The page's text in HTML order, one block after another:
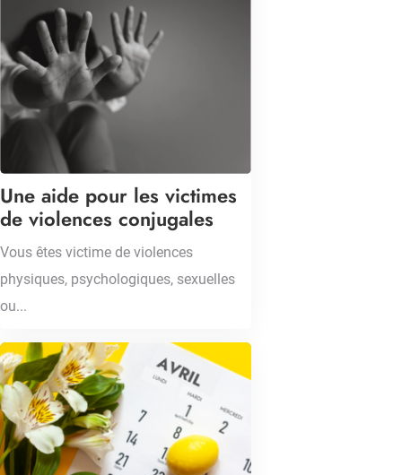
Une aide pour les victimes
de violences conjugales
Vous êtes victime de violences
physiques, psychologiques, sexuelles
ou...